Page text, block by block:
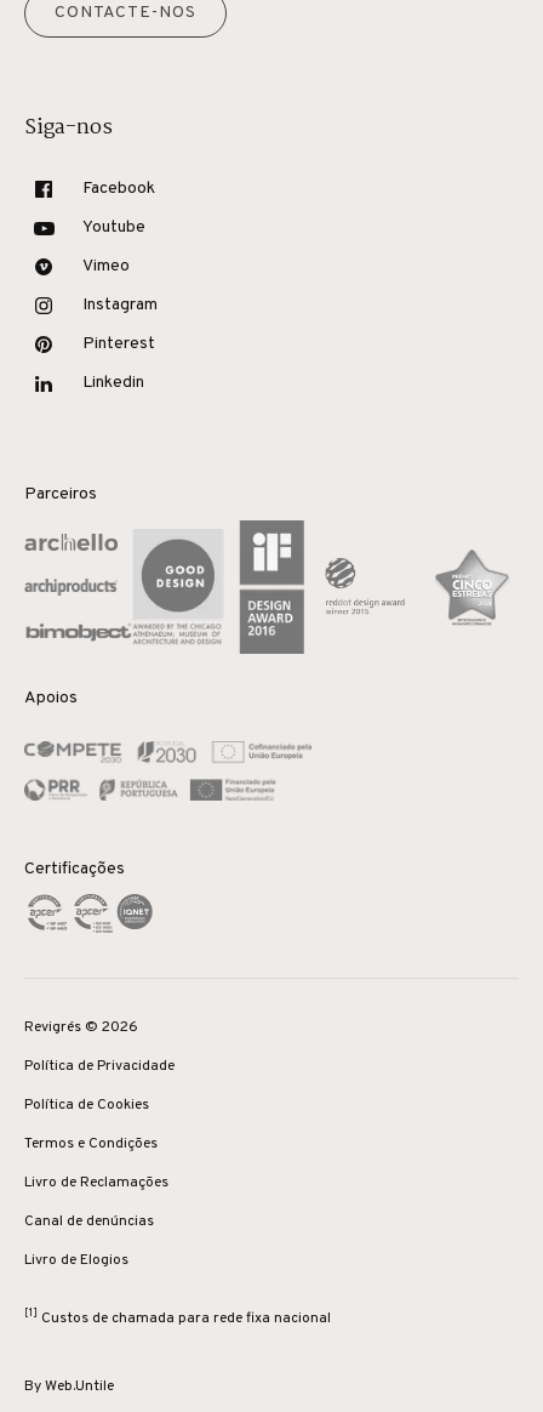
CONTACTE-NOS
Siga-nos
Facebook
Youtube
Vimeo
Instagram
Pinterest
Linkedin
Parceiros
Apoios
Certificações
Revigrés © 2026
Política de Privacidade
Política de Cookies
Termos e Condições
Livro de Reclamações
Canal de denúncias
Livro de Elogios
[1] Custos de chamada para rede fixa nacional
ByWeb.Untile